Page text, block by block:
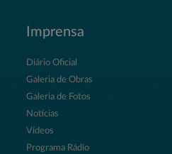
Imprensa
Diário Oficial
Galeria de Obras
Galeria de Fotos
Notícias
Vídeos
Programa Rádio